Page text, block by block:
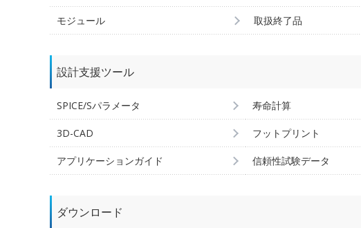
モジュール 取扱終了品
設計支援ツール
SPICE/Sパラメータ 寿命計算
3D-CAD フットプリント
アプリケーションガイド 信頼性試験データ
ダウンロード